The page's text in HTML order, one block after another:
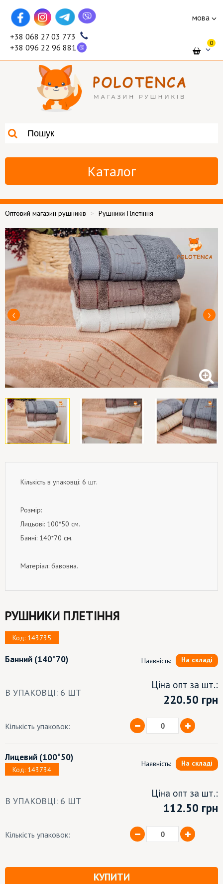
мова
+38 068 27 03 773
+38 096 22 96 881
0
Каталог
Оптовий магазин рушників Рушники Плетіння
Кількість в упаковці: 6 шт.
Розмір:
Лицьові: 100*50 см.
Банні: 140*70 см.
Матеріал: бавовна.
РУШНИКИ ПЛЕТІННЯ
Код: 143735
Банний (140*70) Наявність: На складі
В УПАКОВЦІ: 6 ШТ
Ціна опт за шт.:
220.50 грн
Кількість упаковок:
Лицевий (100*50)
Код: 143734
Наявність: На складі
В УПАКОВЦІ: 6 ШТ
Ціна опт за шт.:
112.50 грн
Кількість упаковок:
КУПИТИ